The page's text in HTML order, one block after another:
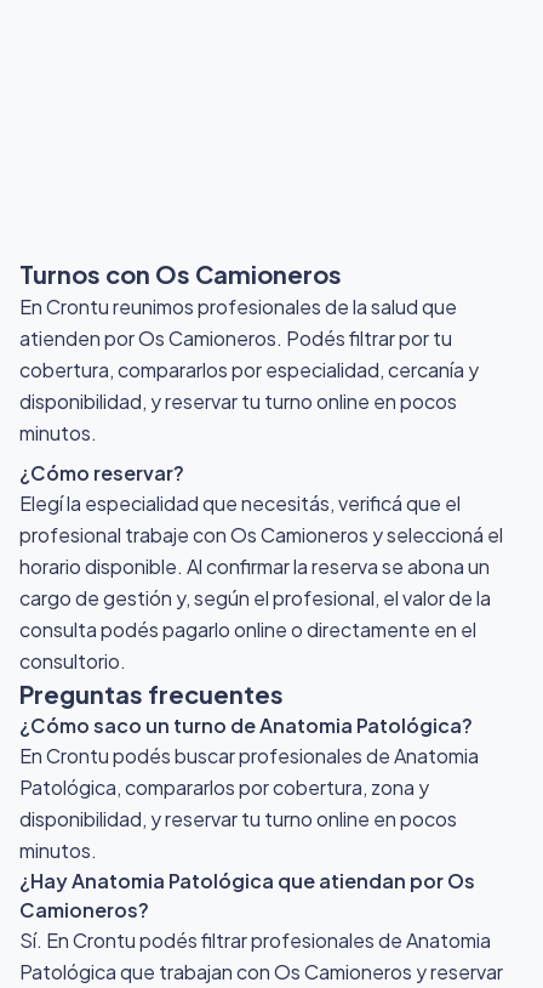
Turnos con Os Camioneros
En Crontu reunimos profesionales de la salud que
atienden por Os Camioneros. Podés filtrar por tu
cobertura, compararlos por especialidad, cercanía y
disponibilidad, y reservar tu turno online en pocos
minutos.
¿Cómo reservar?
Elegí la especialidad que necesitás, verificá que el
profesional trabaje con Os Camioneros y seleccioná el
horario disponible. Al confirmar la reserva se abona un
cargo de gestión y, según el profesional, el valor de la
consulta podés pagarlo online o directamente en el
consultorio.
Preguntas frecuentes
¿Cómo saco un turno de Anatomia Patológica?
En Crontu podés buscar profesionales de Anatomia
Patológica, compararlos por cobertura, zona y
disponibilidad, y reservar tu turno online en pocos
minutos.
¿Hay Anatomia Patológica que atiendan por Os
Camioneros?
Sí. En Crontu podés filtrar profesionales de Anatomia
Patológica que trabajan con Os Camioneros y reservar